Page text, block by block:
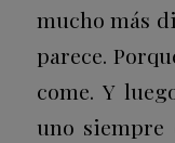
mucho más
parece.
come. Y
uno siempre